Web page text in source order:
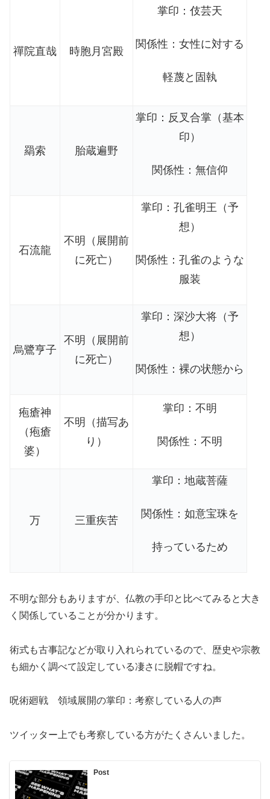
禪院直哉 時胞月宮殿
掌印：伎芸天
関係性：女性に対する
軽蔑と固執
羂索 胎蔵遍野
掌印：反叉合掌（基本
印）
関係性：無信仰
石流龍
不明（展開前
に死亡）
掌印：孔雀明王（予
想）
関係性：孔雀のような
服装
烏鷺亨子
不明（展開前
に死亡）
掌印：深沙大将（予
想）
関係性：裸の状態から
疱瘡神
（疱瘡
婆）
不明（描写あ
り）
掌印：不明
関係性：不明
万 三重疾苦
掌印：地蔵菩薩
関係性：如意宝珠を
持っているため
不明な部分もありますが、仏教の手印と比べてみると大き
く関係していることが分かります。
術式も古事記などが取り入れられているので、歴史や宗教
も細かく調べて設定している凄さに脱帽ですね。
呪術廻戦 領域展開の掌印：考察している人の声
ツイッター上でも考察している方がたくさんいました。
Post